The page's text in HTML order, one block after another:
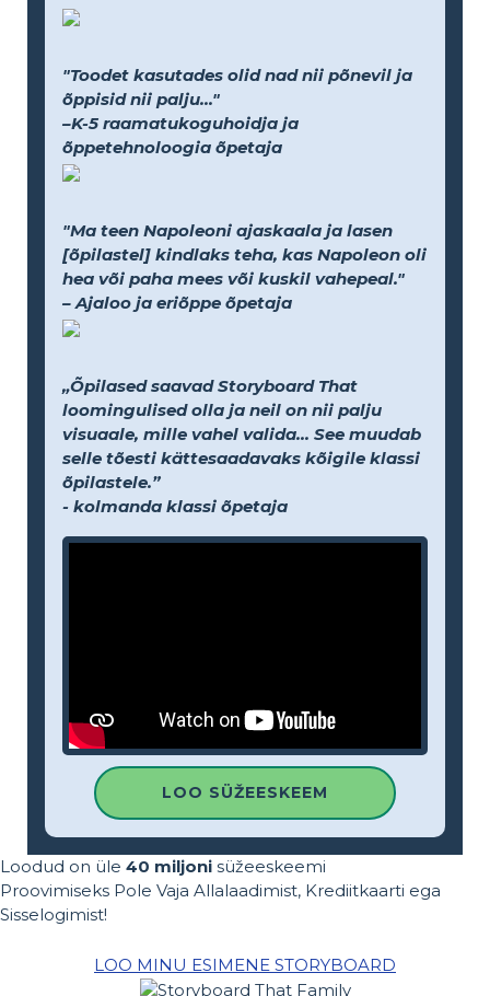
"Toodet kasutades olid nad nii põnevil ja
õppisid nii palju..."
–K-5 raamatukoguhoidja ja
õppetehnoloogia õpetaja
"Ma teen Napoleoni ajaskaala ja lasen
[õpilastel] kindlaks teha, kas Napoleon oli
hea või paha mees või kuskil vahepeal."
– Ajaloo ja eriõppe õpetaja
„Õpilased saavad Storyboard That
loomingulised olla ja neil on nii palju
visuaale, mille vahel valida... See muudab
selle tõesti kättesaadavaks kõigile klassi
õpilastele.”
- kolmanda klassi õpetaja
LOO SÜŽEESKEEM
Loodud on üle 40 miljoni süžeeskeemi
Proovimiseks Pole Vaja Allalaadimist, Krediitkaarti ega
Sisselogimist!
LOO MINU ESIMENE STORYBOARD